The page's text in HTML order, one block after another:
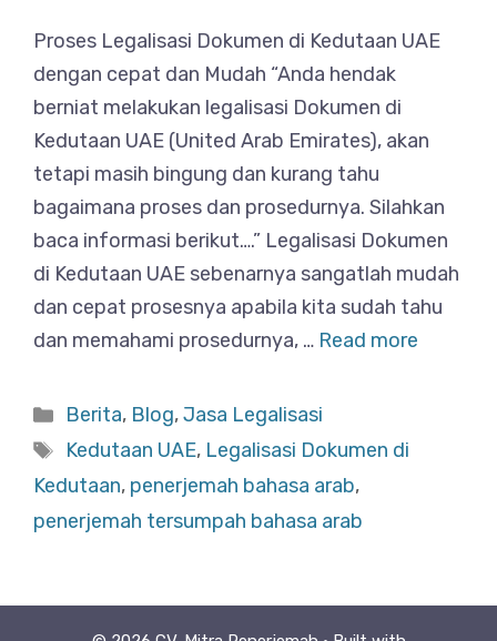
Proses Legalisasi Dokumen di Kedutaan UAE
dengan cepat dan Mudah “Anda hendak
berniat melakukan legalisasi Dokumen di
Kedutaan UAE (United Arab Emirates), akan
tetapi masih bingung dan kurang tahu
bagaimana proses dan prosedurnya. Silahkan
baca informasi berikut….” Legalisasi Dokumen
di Kedutaan UAE sebenarnya sangatlah mudah
dan cepat prosesnya apabila kita sudah tahu
dan memahami prosedurnya, … Read more
Categories
Berita, Blog,Jasa Legalisasi
Tags
Kedutaan UAE, Legalisasi Dokumen di
Kedutaan, penerjemah bahasa arab,
penerjemah tersumpah bahasa arab